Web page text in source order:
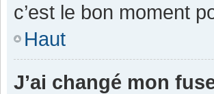
c’est le bon moment
Haut
J’ai changé mon